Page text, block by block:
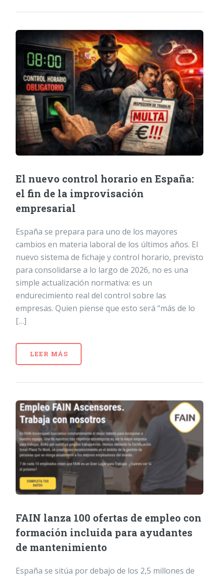
El nuevo control horario en España:
el fin de la improvisación
empresarial
España se prepara para uno de los mayores
cambios en materia laboral de los últimos años. El
nuevo sistema de fichaje y control horario, previsto
para consolidarse a lo largo de 2026, no es una
simple actualización normativa: es un
endurecimiento real del control sobre las
empresas. Quien piense que esto será “más de lo
[…]
LEER MÁS
FAIN lanza 100 ofertas de empleo con
formación incluida para ayudantes
de mantenimiento
España se sitúa por debajo de los 2,5 millones de